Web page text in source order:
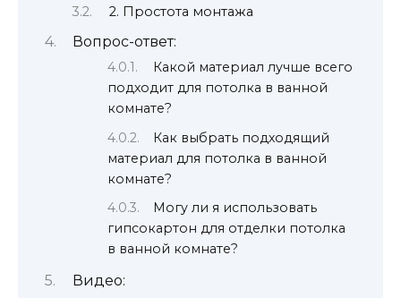
2. Простота монтажа
Вопрос-ответ:
Какой материал лучше всего
подходит для потолка в ванной
комнате?
Как выбрать подходящий
материал для потолка в ванной
комнате?
Могу ли я использовать
гипсокартон для отделки потолка
в ванной комнате?
Видео: